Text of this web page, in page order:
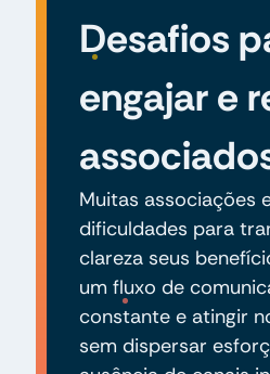
Desafios
engajar e
Muitas associações
dificuldades para
clareza seus
um fluxo de
constante e atingir
sem dispersar